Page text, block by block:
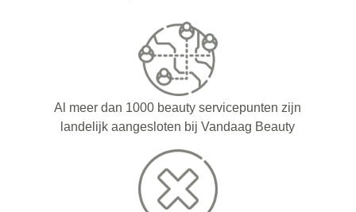
Al meer dan 1000 beauty servicepunten zijn
landelijk aangesloten bij Vandaag Beauty